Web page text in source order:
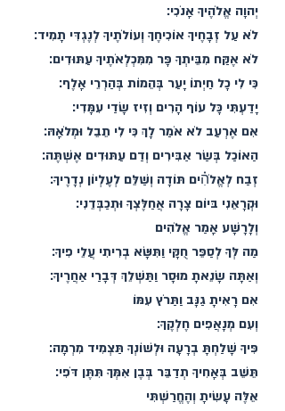
יְהוָה אֱלֹהֶיךָ אָנֹכִי׃
לֹא עַל זְבָחֶיךָ אוֹכִיחֶךָ וְעוֹלֹתֶיךָ לְנֶגְדִּי תָמִיד׃
לֹא אֶקַּח מִבֵּיתְךָ פָּר מִמִּכְלְאֹתֶיךָ עַתּוּדִים׃
כִּי לִי כָל חַיְתוֹ יָעַר בְּהֵמוֹת בְּהַרְרֵי אָלֶף׃
יָדַעְתִּי כָּל עוֹף הָרִים וְזִיז שָׂדַי עִמָּדִי׃
אִם אֶרְעַב לֹא אֹמַר לָךְ כִּי לִי תֵבֵל וּמְלֹאָהּ׃
הַאוֹכַל בְּשַׂר אַבִּירִים וְדַם עַתּוּדִים אֶשְׁתֶּה׃
זְבַח לְאֱלֹהִ֗ים תּוֹדָה וְשַׁלֵּם לְעֶלְיוֹן נְדָרֶיךָ׃
וּקְרָאֵנִי בּיוֹם צָרָה אֲחַלֶּצְךָ וּתְכַבְּדֵנִי׃
וְלָרָשָׁע אָמַר אֱלֹהִים
מַה לְּךָ לְסַפֵּר חֻקָּי וַתִּשָּׂא בְרִיתִי עֲלֵי פִיךָ׃
וְאַתָּה שָׂנֵאתָ מוּסָר וַתַּשְׁלֵךְ דְּבָרַי אַחֲרֶיךָ׃
אִם רָאִיתָ גַנָּב וַתַּרֹץ עִמּוֹ
וְעִם מְנָאֲפִים חֶלְקֶךָ׃
פִּיךָ שָׁלַחְתָּ בְרָעָה וּלְשׁוֹנְךָ תַּצְמִיד מִרְמָה׃
תֵּשֵׁב בְּאָחִיךָ תְדַבֵּר בְּבֶן אִמְּךָ תִּתֶּן דֹּפִי׃
אֵלֶּה עָשִׂיתָ וְהֶחֱרַשְׁתִּי